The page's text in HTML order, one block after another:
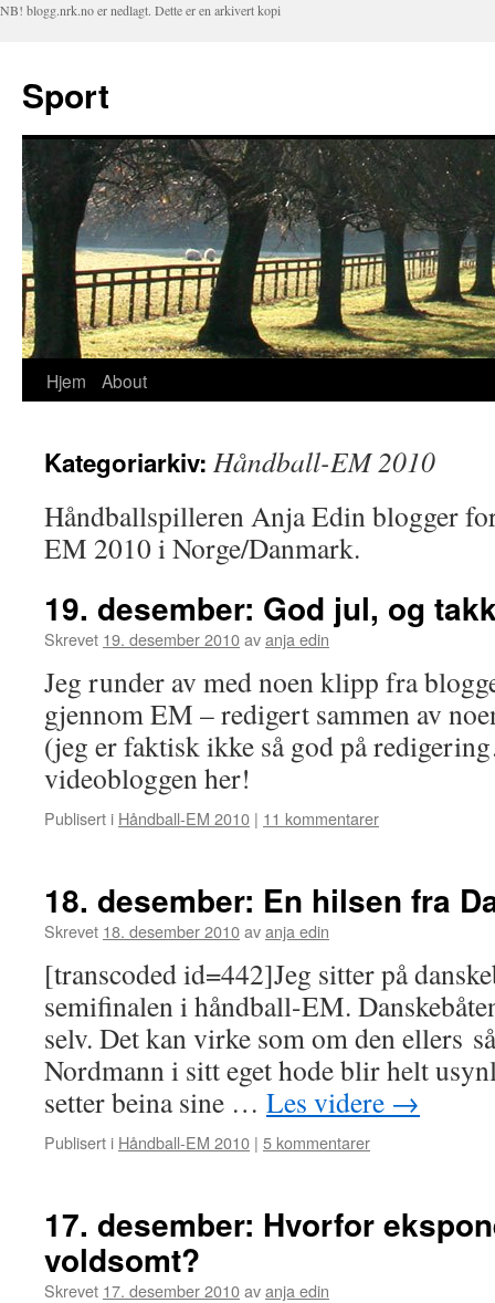
NB! blogg.nrk.no er nedlagt. Dette er en arkivert kopi
Sport
Hopp
innhold
Hjem About
Kategoriarkiv: Håndball-EM 2010
Håndballspilleren Anja Edin blogger
EM 2010 i Norge/Danmark.
19. desember: God jul, og
Skrevet 19. desember 2010avanja edin
Jeg runder av med noen klipp fra
gjennom EM – redigert sammen av
(jeg er faktisk ikke så god på
videobloggen her!
Publisert i Håndball-EM 2010 | 11 kommentarer
18. desember: En hilsen fra
Skrevet 18. desember 2010avanja edin
[transcoded id=442]Jeg sitter på
semifinalen i håndball-EM.
selv. Det kan virke som om den ellers
Nordmann i sitt eget hode blir helt
setter beina sine … Les videre →
Publisert i Håndball-EM 2010 | 5 kommentarer
17. desember: Hvorfor
voldsomt?
Skrevet 17. desember 2010avanja edin